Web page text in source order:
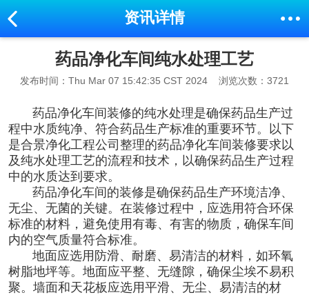
资讯详情
药品净化车间纯水处理工艺
发布时间：Thu Mar 07 15:42:35 CST 2024 浏览次数：3721
药品净化车间装修的纯水处理是确保药品生产过
程中水质纯净、符合药品生产标准的重要环节。以下
是合景净化工程公司整理的药品净化车间装修要求以
及纯水处理工艺的流程和技术，以确保药品生产过程
中的水质达到要求。
药品净化车间的装修是确保药品生产环境洁净、
无尘、无菌的关键。在装修过程中，应选用符合环保
标准的材料，避免使用有毒、有害的物质，确保车间
内的空气质量符合标准。
地面应选用防滑、耐磨、易清洁的材料，如环氧
树脂地坪等。地面应平整、无缝隙，确保尘埃不易积
聚。墙面和天花板应选用平滑、无尘、易清洁的材